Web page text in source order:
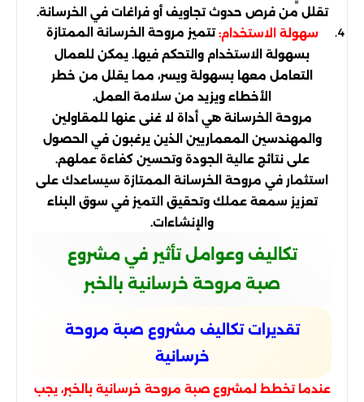
تقلل من فرص حدوث تجاويف أو فراغات في الخرسانة.
سهولة الاستخدام:تتميز مروحة الخرسانة الممتازة
بسهولة الاستخدام والتحكم فيها. يمكن للعمال
التعامل معها بسهولة ويسر، مما يقلل من خطر
الأخطاء ويزيد من سلامة العمل.
مروحة الخرسانة هي أداة لا غنى عنها للمقاولين
والمهندسين المعماريين الذين يرغبون في الحصول
على نتائج عالية الجودة وتحسين كفاءة عملهم.
استثمار في مروحة الخرسانة الممتازة سيساعدك على
تعزيز سمعة عملك وتحقيق التميز في سوق البناء
والإنشاءات.
تكاليف وعوامل تأثير في مشروع
صبة مروحة خرسانية بالخبر
تقديرات تكاليف مشروع صبة مروحة
خرسانية
عندما تخطط لمشروع صبة مروحة خرسانية بالخبر، يجب